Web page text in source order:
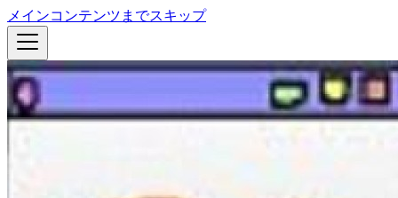
メインコンテンツまでスキップ